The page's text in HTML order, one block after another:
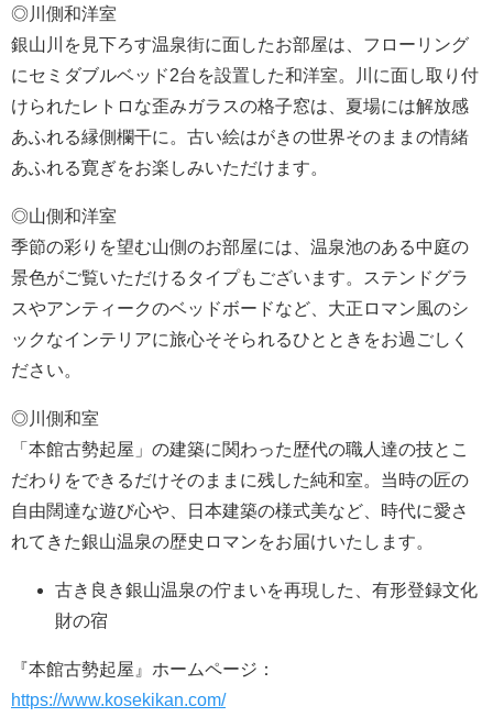
◎川側和洋室
銀山川を見下ろす温泉街に面したお部屋は、フローリング
にセミダブルベッド2台を設置した和洋室。川に面し取り付
けられたレトロな歪みガラスの格子窓は、夏場には解放感
あふれる縁側欄干に。古い絵はがきの世界そのままの情緒
あふれる寛ぎをお楽しみいただけます。
◎山側和洋室
季節の彩りを望む山側のお部屋には、温泉池のある中庭の
景色がご覧いただけるタイプもございます。ステンドグラ
スやアンティークのベッドボードなど、大正ロマン風のシ
ックなインテリアに旅心そそられるひとときをお過ごしく
ださい。
◎川側和室
「本館古勢起屋」の建築に関わった歴代の職人達の技とこ
だわりをできるだけそのままに残した純和室。当時の匠の
自由闊達な遊び心や、日本建築の様式美など、時代に愛さ
れてきた銀山温泉の歴史ロマンをお届けいたします。
古き良き銀山温泉の佇まいを再現した、有形登録文化
財の宿
『本館古勢起屋』ホームページ：
https://www.kosekikan.com/